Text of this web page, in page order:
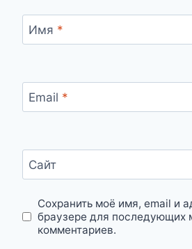
Имя *
Email *
Сайт
Сохранить моё имя, email и
браузере для последующих
комментариев.